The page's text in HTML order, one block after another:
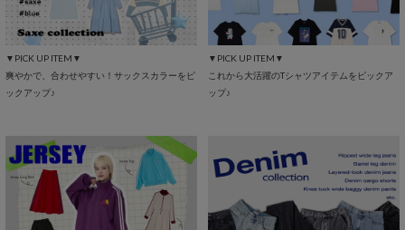
▼PICK UP ITEM▼
爽やかで、合わせやすい！サックスカラーをピ
ックアップ♪
▼PICK UP ITEM▼
これから大活躍のTシャツアイテムをピックア
ップ♪